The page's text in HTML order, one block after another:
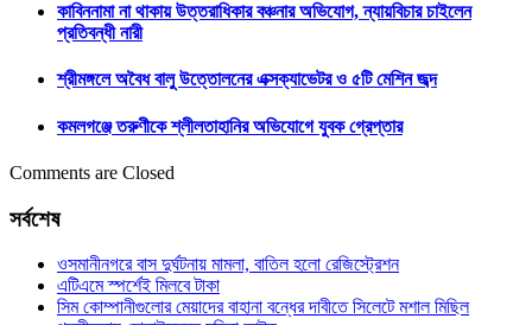
কাবিননামা না থাকায় উত্তরাধিকার বঞ্চনার অভিযোগ, ন্যায়বিচার চাইলেন
প্রতিবন্ধী নারী
শ্রীমঙ্গলে অবৈধ বালু উত্তোলনের এক্সক্যাভেটর ও ৫টি মেশিন জব্দ
কমলগঞ্জে তরুণীকে শ্লীলতাহানির অভিযোগে যুবক গ্রেপ্তার
Comments are Closed
সর্বশেষ
ওসমানীনগরে বাস দুর্ঘটনায় মামলা, বাতিল হলো রেজিস্ট্রেশন
এটিএমে স্পর্শেই মিলবে টাকা
সিম কোম্পানীগুলোর মেয়াদের বাহানা বন্ধের দাবীতে সিলেটে মশাল মিছিল